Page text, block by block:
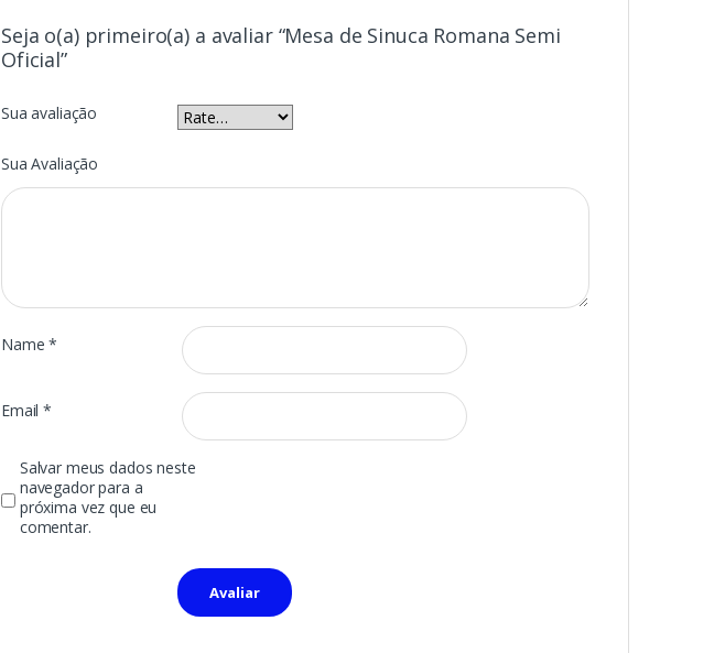
Seja o(a) primeiro(a) a avaliar “Mesa de Sinuca Romana Semi
Oficial”
Sua avaliação
Sua Avaliação
Name*
Email*
Salvar meus dados neste
navegador para a
próxima vez que eu
comentar.